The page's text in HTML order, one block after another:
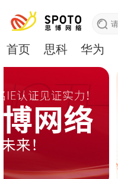
首页 思科 华为